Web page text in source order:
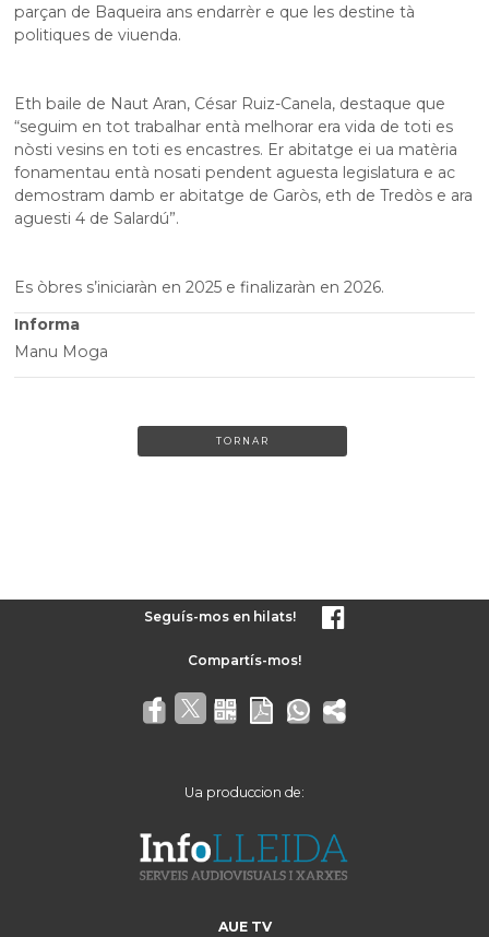
parçan de Baqueira ans endarrèr e que les destine tà
politiques de viuenda.
Eth baile de Naut Aran, César Ruiz-Canela, destaque que
“seguim en tot trabalhar entà melhorar era vida de toti es
nòsti vesins en toti es encastres. Er abitatge ei ua matèria
fonamentau entà nosati pendent aguesta legislatura e ac
demostram damb er abitatge de Garòs, eth de Tredòs e ara
aguesti 4 de Salardú”.
Es òbres s’iniciaràn en 2025 e finalizaràn en 2026.
Informa
Manu Moga
TORNAR
Seguís-mos en hilats!
Ua produccion de:
AUE TV